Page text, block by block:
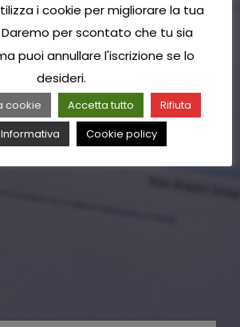
i cookie per migliorare la tua
per scontato che tu sia
puoi annullare l'iscrizione se lo
desideri.
cookie Accetta tutto
Rifiuta
Cookie policy